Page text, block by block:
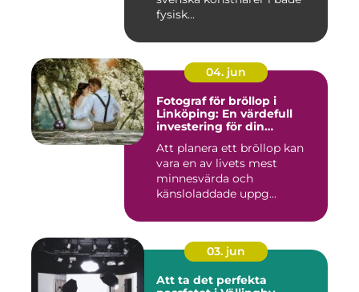
fysisk...
04. jun
Fotograf för bröllop i
Linköping: En värdefull
investering för din
Att planera ett bröllop kan
vara en av livets mest
minnesvärda och
känsloladdade uppg...
03. jun
Att ta det perfekta